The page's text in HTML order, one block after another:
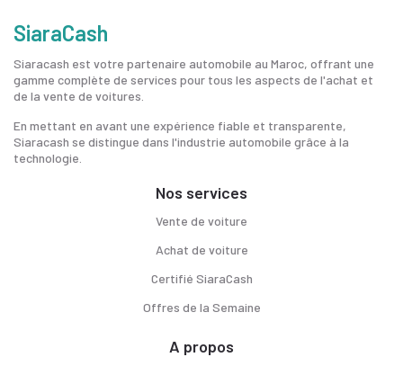
SiaraCash
Siaracash est votre partenaire automobile au Maroc, offrant une
gamme complète de services pour tous les aspects de l'achat et
de la vente de voitures.
En mettant en avant une expérience fiable et transparente,
Siaracash se distingue dans l'industrie automobile grâce à la
technologie.
Nos services
Vente de voiture
Achat de voiture
Certifié SiaraCash
Offres de la Semaine
A propos